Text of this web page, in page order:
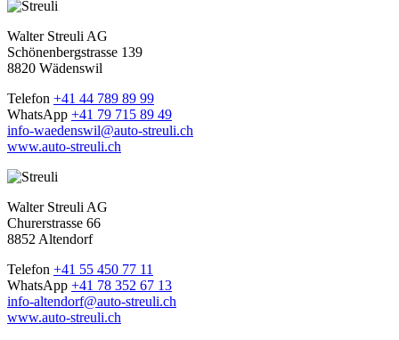
Walter Streuli AG
Schönenbergstrasse 139
8820 Wädenswil
Telefon +41 44 789 89 99
WhatsApp +41 79 715 89 49
info-waedenswil@auto-streuli.ch
www.auto-streuli.ch
Walter Streuli AG
Churerstrasse 66
8852 Altendorf
Telefon +41 55 450 77 11
WhatsApp +41 78 352 67 13
info-altendorf@auto-streuli.ch
www.auto-streuli.ch